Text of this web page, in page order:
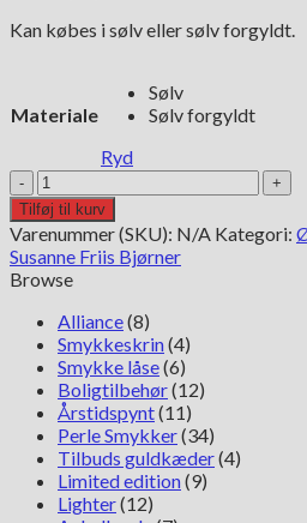
Kan købes i sølv eller sølv forgyldt.
Materiale
Sølv
Sølv forgyldt
Ryd
Susanne
Friis
Bjørner
ørebøjler
peach
månesten
5249-
1-
124
antal
Tilføj til kurv
Varenummer (SKU): N/A Kategori:
Susanne Friis Bjørner
Browse
Alliance(8)
Smykkeskrin(4)
Smykke låse(6)
Boligtilbehør(12)
Årstidspynt(11)
Perle Smykker(34)
Tilbuds guldkæder(4)
Limited edition(9)
Lighter(12)